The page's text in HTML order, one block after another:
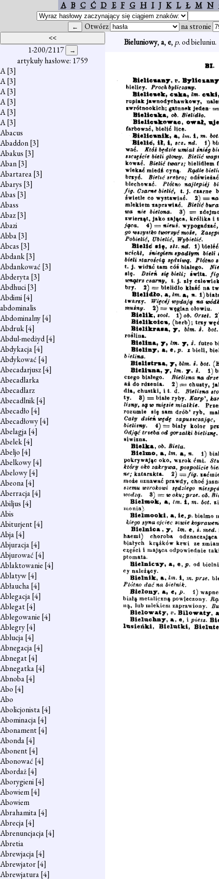
A B C Ć D E F G H I J K L Ł M N
Otwórz na stronie
1-200/2117
artykuły hasłowe: 1759
A[3]
A[3]
A[3]
A[3]
A[3]
A[3]
Abacus
Abaddon[3]
Abakus [3]
Aban[3]
Abartarea[3]
Abarys [3]
Abas [3]
Abass
Abaz[3]
Abazi
Abba[3]
Abcas [3]
Abdank[3]
Abdankować [3]
Abderyta[3]
Abdhuci[3]
Abdimi[4]
abdominalis
Abdominalny[4]
Abdruk[4]
Abdul-medżyd[4]
Abdykacja[4]
Abdykować [4]
Abecadarjusz[4]
Abecadlarka
Abecadlarz
Abecadlnik[4]
Abecadło [4]
Abecadłowy[4]
Abelagja[4]
Abelek[4]
Abeljo [4]
Abelkowy[4]
Abelowy[4]
Abeona[4]
Aberracja[4]
Abiljus [4]
Abis
Abiturjent[4]
Abja[4]
Abjuracja[4]
Abjurować [4]
Ablaktowanie [4]
Ablatyw[4]
Abłaucha[4]
Ablegacja[4]
Ablegat[4]
Ablegowanie [4]
Ablegry[4]
Ablucja[4]
Abnegacja[4]
Abnegat[4]
Abnegatka[4]
Abnoba[4]
Abo [4]
Abo
Abolicjonista[4]
Abominacja[4]
Abonament[4]
Abonda[4]
Abonent[4]
Abonować [4]
Abordaż[4]
Aborygieni[4]
Abowiem[4]
Abowiem
Abrahamita[4]
Abrecja[4]
Abrenuncjacja[4]
Abretia
Abrewjacja[4]
Abrewjator[4]
Abrewjatura[4]
Bieluniowy,a,e, p.od bieluniu.